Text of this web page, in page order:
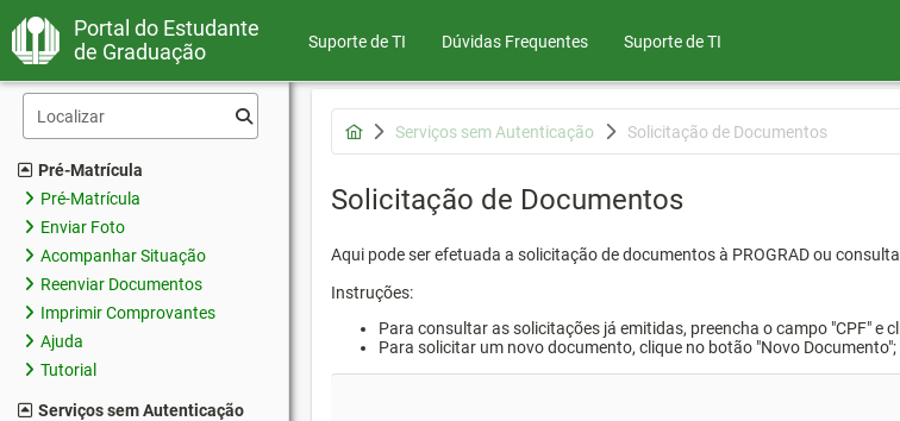
Portal do Estudante
de Graduação
Suporte de TI Dúvidas Frequentes Suporte de TI
Pré-Matrícula
Pré-Matrícula
Enviar Foto
Acompanhar Situação
Reenviar Documentos
Imprimir Comprovantes
Ajuda
Tutorial
Serviços sem Autenticação
Serviços sem Autenticação Solicitação de Documentos
Solicitação de Documentos
Aqui pode ser efetuada a solicitação de documentos à PROGRAD ou
Instruções:
Para consultar as solicitações já emitidas, preencha o campo "CPF" e
Para solicitar um novo documento, clique no botão "Novo Documento";